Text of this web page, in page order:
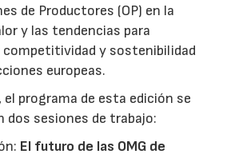
de Productores (OP) en la
y las tendencias para
competitividad y sostenibilidad
europeas.
programa de esta edición se
dos sesiones de trabajo:
El futuro de las OMG de